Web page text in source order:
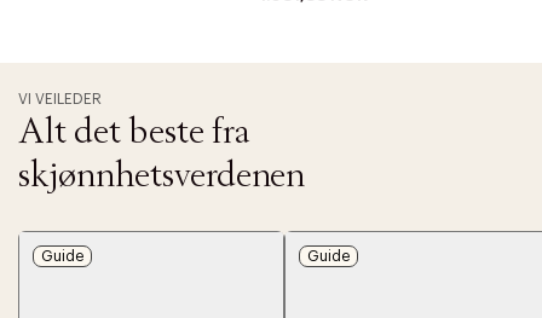
VI VEILEDER
Alt det beste fra
skjønnhetsverdenen
Guide Guide